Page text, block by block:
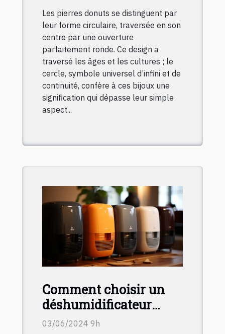
Les pierres donuts se distinguent par
leur forme circulaire, traversée en son
centre par une ouverture
parfaitement ronde. Ce design a
traversé les âges et les cultures ; le
cercle, symbole universel d’infini et de
continuité, confère à ces bijoux une
signification qui dépasse leur simple
aspect...
Comment choisir un
déshumidificateur
adapté à chaque pièce
03/06/2024 9h